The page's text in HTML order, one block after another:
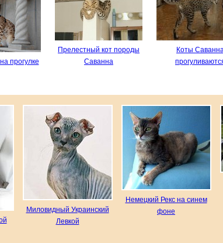
прогулке
Прелестный кот породы
Саванна
Коты Саванна
Миловидный Украинский
Левкой
Немецкий Рекс на синем
фоне